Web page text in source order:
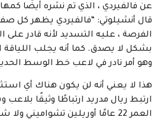
عن فالفيردي ، الذي تم نشره أيضًا
قال أنشيلوتي: “فالفيردي يظهر كل
الفرصة ، عليه التسديد لأنه قادر
بشكل لا يصدق. كما أنه يجلب اللياقة
وهو أمر نادر في لاعب خط الوسط
هذا لا يعني أنه لن يكون هناك أي
ارتبط ريال مدريد ارتباطًا وثيقًا
العمر 22 عامًا أوريلين